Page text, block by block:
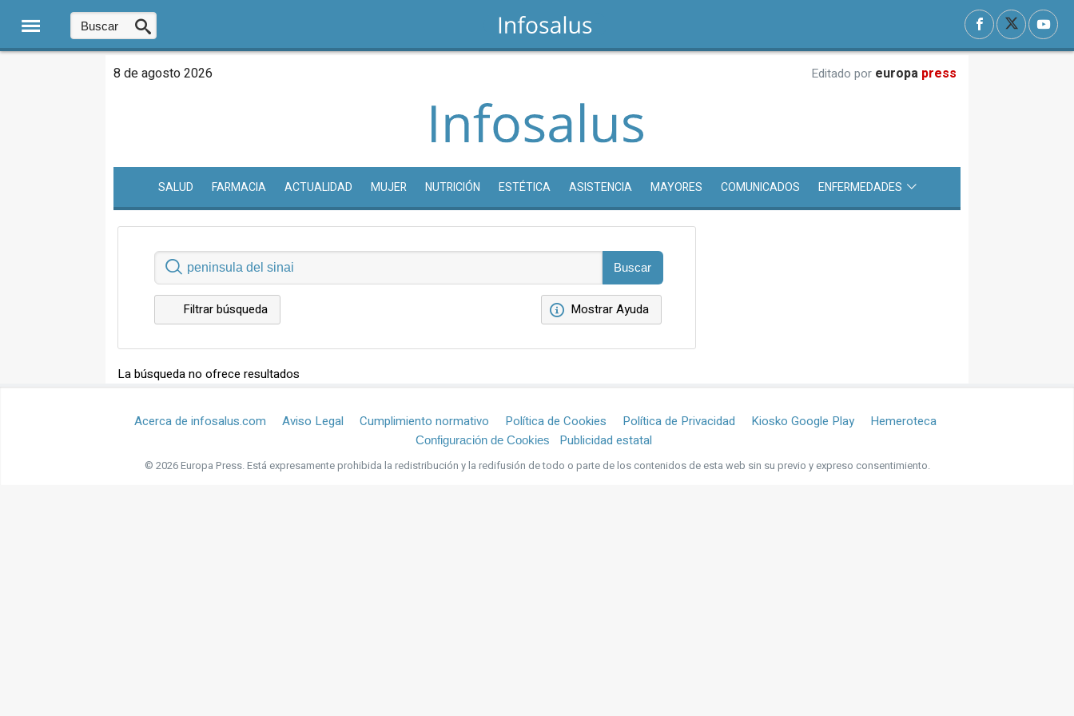
8 de agosto 2026 Editado por europa press
SALUD FARMACIA ACTUALIDAD MUJER NUTRICIÓN ESTÉTICA ASISTENCIA MAYORES COMUNICADOS ENFERMEDADES
Filtrar búsqueda Mostrar Ayuda
La búsqueda no ofrece resultados
Acerca de infosalus.com Aviso Legal Cumplimiento normativo Política de Cookies Política de Privacidad Kiosko Google Play Hemeroteca
Configuración de Cookies Publicidad estatal
© 2026 Europa Press.Está expresamente prohibida la redistribución y la redifusión de todo o parte de los contenidos de esta web sin su previo y expreso consentimiento.